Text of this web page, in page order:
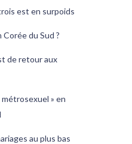
est en surpoids
du Sud ?
de retour aux
» en
au plus bas